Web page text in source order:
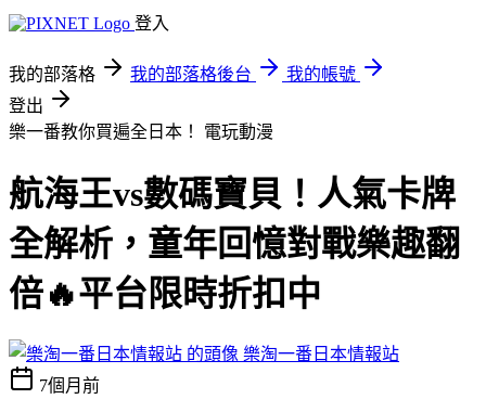
登入
我的部落格 我的部落格後台
我的帳號
登出
樂一番教你買遍全日本！ 電玩動漫
航海王vs數碼寶貝！人氣卡牌
全解析，童年回憶對戰樂趣翻
倍🔥平台限時折扣中
樂淘一番日本情報站
7個月前